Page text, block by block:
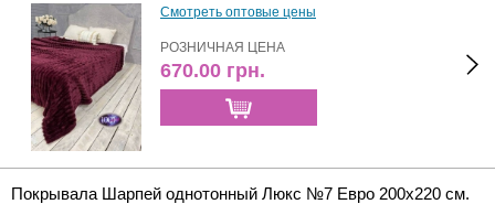
Смотреть оптовые цены
РОЗНИЧНАЯ ЦЕНА
670.00 грн.
Покрывала Шарпей однотонный Люкс №7 Евро 200х220 см.